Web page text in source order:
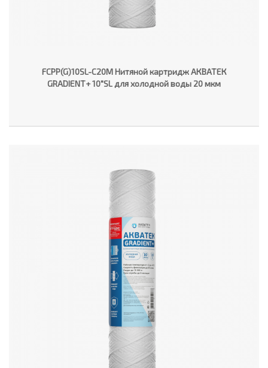
FCPP(G)10SL-C20M Нитяной картридж АКВАТЕК
GRADIENT+ 10"SL для холодной воды 20 мкм